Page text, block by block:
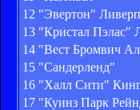
12 "Эвертон"
13 "Кристал Пэлас"
14 "Вест Бромвич
15 "Сандерленд"
16 "Халл Сити"
17 "Куинз Парк